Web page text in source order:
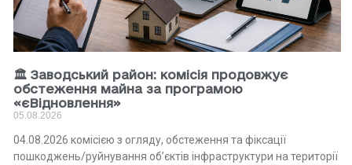
🏛 Заводський район: комісія продовжує
обстеження майна за програмою
«єВідновлення»
05.08.2026
04.08.2026 комісією з огляду, обстеження та фіксації
пошкоджень/руйнування об’єктів інфраструктури на території